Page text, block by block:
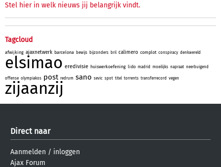
Stel hier in welk nieuws jij belangrijk vindt.
Tagcloud
afwijking ajaxnetwerk barcelona bewijs bijzonders bril calimero complot conspiracy denkwereld
elsimao eredivisie huiswerkoefening lido madrid moeilijks napraat neerbuigend
offense olympiakos post redrum sano sevic spot titel torrents transferrecord vegen
zijaanzij
Direct naar
Aanmelden / inloggen
Ajax Forum